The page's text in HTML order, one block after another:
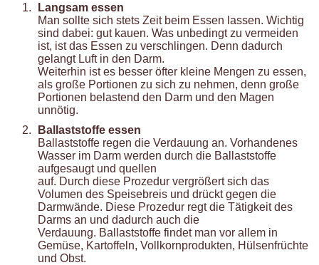
Langsam essen
Man sollte sich stets Zeit beim Essen lassen. Wichtig
sind dabei: gut kauen. Was unbedingt zu vermeiden
ist, ist das Essen zu verschlingen. Denn dadurch
gelangt Luft in den Darm.
Weiterhin ist es besser öfter kleine Mengen zu essen,
als große Portionen zu sich zu nehmen, denn große
Portionen belastend den Darm und den Magen
unnötig.
Ballaststoffe essen
Ballaststoffe regen die Verdauung an. Vorhandenes
Wasser im Darm werden durch die Ballaststoffe
aufgesaugt und quellen
auf. Durch diese Prozedur vergrößert sich das
Volumen des Speisebreis und drückt gegen die
Darmwände. Diese Prozedur regt die Tätigkeit des
Darms an und dadurch auch die
Verdauung. Ballaststoffe findet man vor allem in
Gemüse, Kartoffeln, Vollkornprodukten, Hülsenfrüchte
und Obst.